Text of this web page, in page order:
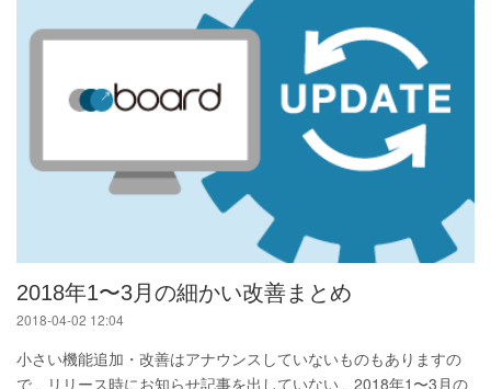
2018年1〜3月の細かい改善まとめ
2018-04-02 12:04
小さい機能追加・改善はアナウンスしていないものもありますの
で、リリース時にお知らせ記事を出していない、2018年1〜3月の